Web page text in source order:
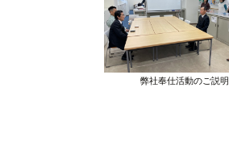
弊社奉仕活動のご説明